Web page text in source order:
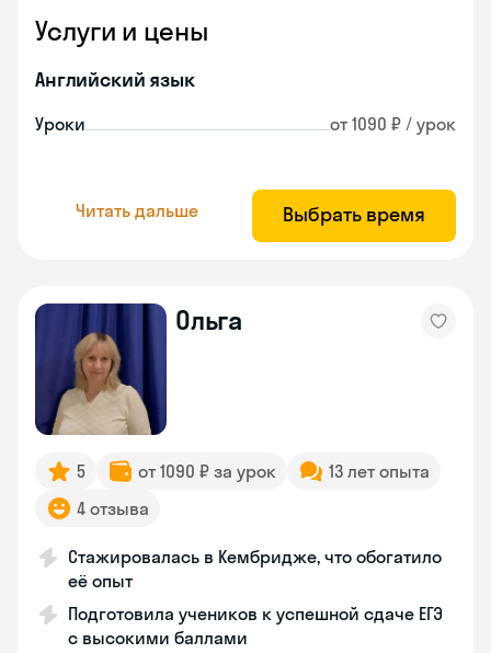
Услуги и цены
Английский язык
Уроки от 1090 ₽ / урок
Читать дальше Выбрать время
Ольга
5 от 1090 ₽ за урок
13 лет опыта
4 отзыва
Стажировалась в Кембридже, что обогатило
её опыт
Подготовила учеников к успешной сдаче ЕГЭ
с высокими баллами